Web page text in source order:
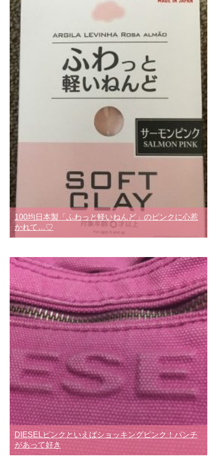
100均日本製「ふわっと軽いねんど」のピンクに心惹
かれて…♡
DIESELピンクといえばショッキングピンク！パンチ
があって好き